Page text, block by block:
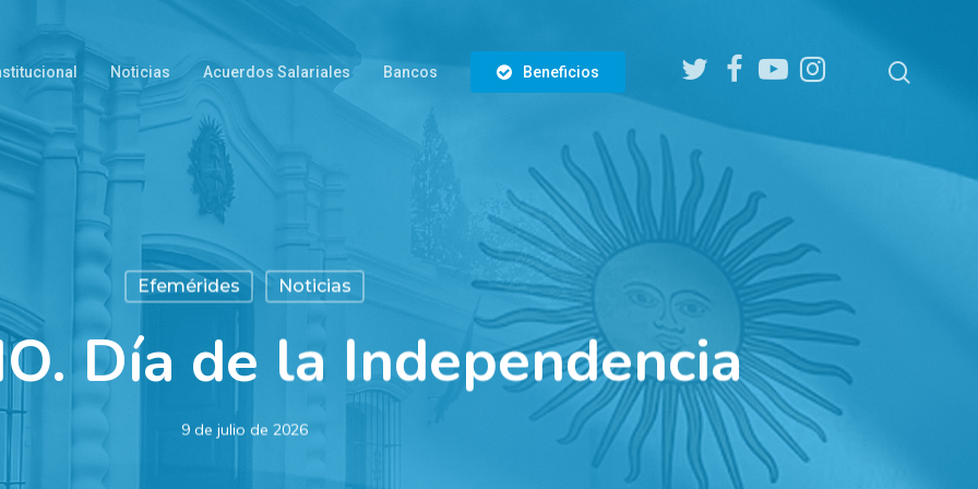
Noticias Acuerdos Salariales Bancos Beneficios
twitter facebookyoutubeinstagram
Efemérides Noticias
Día de la Independencia
9 de julio de 2026